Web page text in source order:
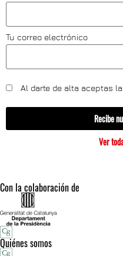
Tu correo electrónico
Al darte de alta aceptas la
Recibe
Ver
Con la colaboración de
Quiénes somos